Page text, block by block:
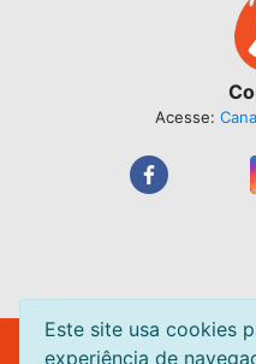
Acesse:
Leilão Quente Site de Leilão
Este site usa cookies
experiência de